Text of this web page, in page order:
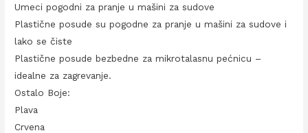
Umeci pogodni za pranje u mašini za sudove
Plastične posude su pogodne za pranje u mašini za sudove i
lako se čiste
Plastične posude bezbedne za mikrotalasnu pećnicu –
idealne za zagrevanje.
Ostalo Boje:
Plava
Crvena